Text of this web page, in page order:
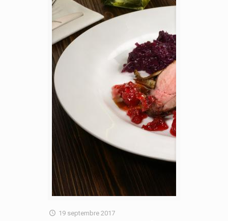
19 septembre 2017